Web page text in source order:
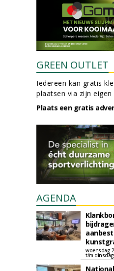
GREEN OUTLET
Iedereen kan gratis
plaatsen via zijn eigen
Plaats een gratis
AGENDA
woensdag
t/m dinsdag